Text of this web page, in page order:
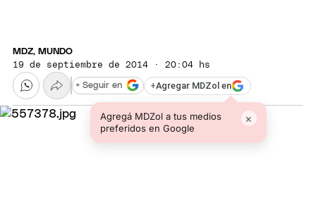
MDZ, MUNDO
19 de septiembre de 2014 · 20:04 hs
+Agregar MDZol en
Agregá MDZol a tus medios
preferidos en Google
×
+ Seguir en